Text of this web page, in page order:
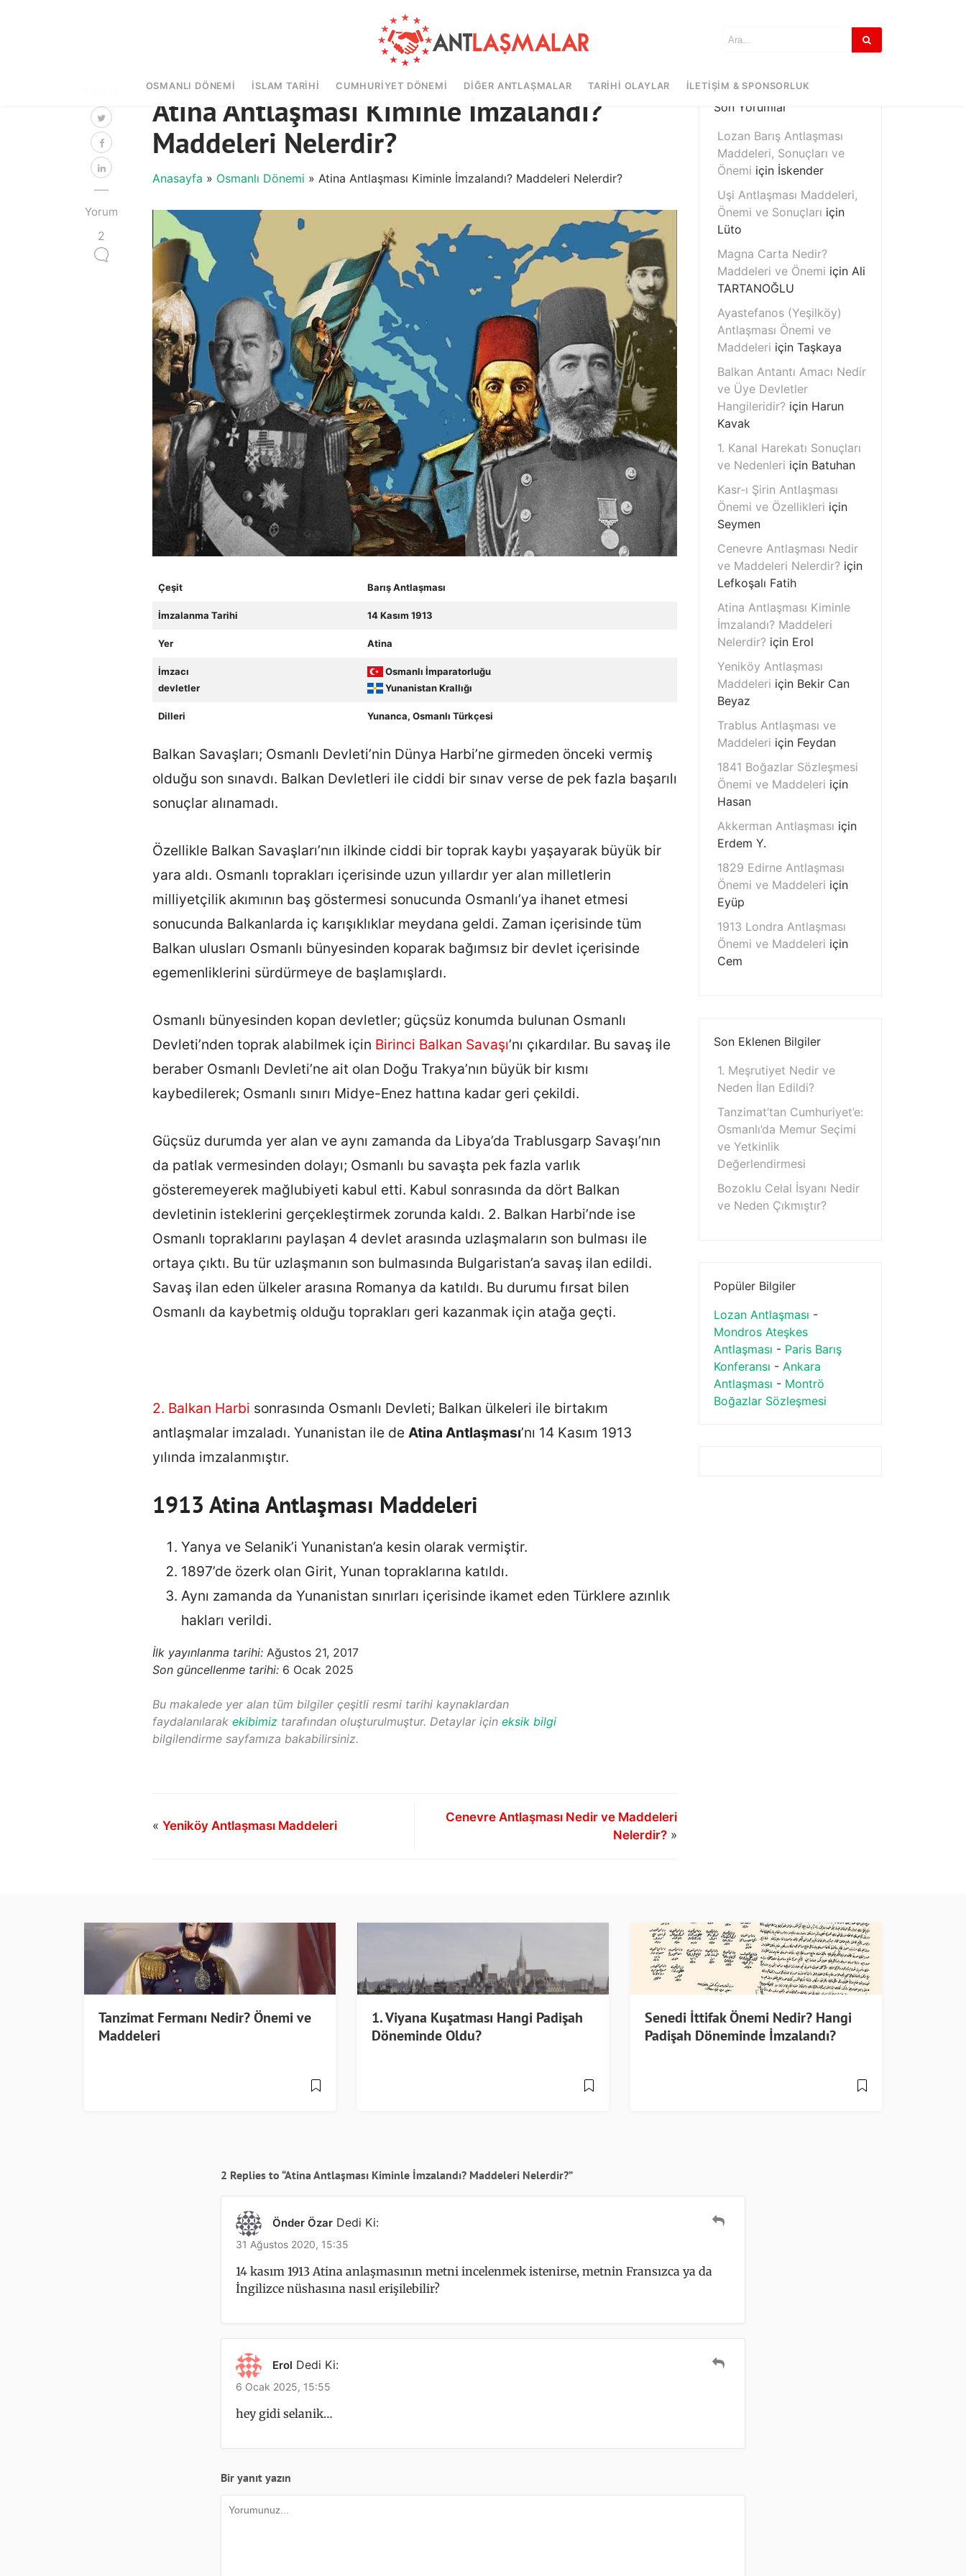
OSMANLI DÖNEMI İSLAM TARIHI CUMHURIYET DÖNEMI DIĞER ANTLAŞMALAR TARIHI OLAYLAR İLETIŞIM & SPONSORLUK
Yorum
2
Atina Antlaşması Kiminle İmzalandı?
Maddeleri Nelerdir?
Anasayfa » Osmanlı Dönemi » Atina Antlaşması Kiminle İmzalandı? Maddeleri Nelerdir?
Çeşit Barış Antlaşması
İmzalanma Tarihi 14 Kasım 1913
Yer Atina
İmzacı
devletler
Osmanlı İmparatorluğu
Yunanistan Krallığı
Dilleri Yunanca, Osmanlı Türkçesi
Balkan Savaşları; Osmanlı Devleti’nin Dünya Harbi’ne girmeden önceki vermiş
olduğu son sınavdı. Balkan Devletleri ile ciddi bir sınav verse de pek fazla başarılı
sonuçlar alınamadı.
Özellikle Balkan Savaşları’nın ilkinde ciddi bir toprak kaybı yaşayarak büyük bir
yara aldı. Osmanlı toprakları içerisinde uzun yıllardır yer alan milletlerin
milliyetçilik akımının baş göstermesi sonucunda Osmanlı’ya ihanet etmesi
sonucunda Balkanlarda iç karışıklıklar meydana geldi. Zaman içerisinde tüm
Balkan ulusları Osmanlı bünyesinden koparak bağımsız bir devlet içerisinde
egemenliklerini sürdürmeye de başlamışlardı.
Osmanlı bünyesinden kopan devletler; güçsüz konumda bulunan Osmanlı
Devleti’nden toprak alabilmek için Birinci Balkan Savaşı’nı çıkardılar. Bu savaş ile
beraber Osmanlı Devleti’ne ait olan Doğu Trakya’nın büyük bir kısmı
kaybedilerek; Osmanlı sınırı Midye-Enez hattına kadar geri çekildi.
Güçsüz durumda yer alan ve aynı zamanda da Libya’da Trablusgarp Savaşı’nın
da patlak vermesinden dolayı; Osmanlı bu savaşta pek fazla varlık
gösteremeyerek mağlubiyeti kabul etti. Kabul sonrasında da dört Balkan
devletinin isteklerini gerçekleştirmek zorunda kaldı. 2. Balkan Harbi’nde ise
Osmanlı topraklarını paylaşan 4 devlet arasında uzlaşmaların son bulması ile
ortaya çıktı. Bu tür uzlaşmanın son bulmasında Bulgaristan’a savaş ilan edildi.
Savaş ilan eden ülkeler arasına Romanya da katıldı. Bu durumu fırsat bilen
Osmanlı da kaybetmiş olduğu toprakları geri kazanmak için atağa geçti.
2. Balkan Harbi sonrasında Osmanlı Devleti; Balkan ülkeleri ile birtakım
antlaşmalar imzaladı. Yunanistan ile de Atina Antlaşması’nı 14 Kasım 1913
yılında imzalanmıştır.
1913 Atina Antlaşması Maddeleri
Yanya ve Selanik’i Yunanistan’a kesin olarak vermiştir.
1897’de özerk olan Girit, Yunan topraklarına katıldı.
Aynı zamanda da Yunanistan sınırları içerisinde ikamet eden Türklere azınlık
hakları verildi.
İlk yayınlanma tarihi: Ağustos 21, 2017
Son güncellenme tarihi: 6 Ocak 2025
Bu makalede yer alan tüm bilgiler çeşitli resmi tarihi kaynaklardan
faydalanılarak ekibimiz tarafından oluşturulmuştur. Detaylar için eksik bilgi
bilgilendirme sayfamıza bakabilirsiniz.
« Yeniköy Antlaşması Maddeleri
Cenevre Antlaşması Nedir ve Maddeleri
Nelerdir? »
Son Yorumlar
Lozan Barış Antlaşması
Maddeleri, Sonuçları ve
Önemi için İskender
Uşi Antlaşması Maddeleri,
Önemi ve Sonuçları için
Lüto
Magna Carta Nedir?
Maddeleri ve Önemi için Ali
TARTANOĞLU
Ayastefanos (Yeşilköy)
Antlaşması Önemi ve
Maddeleri için Taşkaya
Balkan Antantı Amacı Nedir
ve Üye Devletler
Hangileridir? için Harun
Kavak
1. Kanal Harekatı Sonuçları
ve Nedenleri için Batuhan
Kasr-ı Şirin Antlaşması
Önemi ve Özellikleri için
Seymen
Cenevre Antlaşması Nedir
ve Maddeleri Nelerdir? için
Lefkoşalı Fatih
Atina Antlaşması Kiminle
İmzalandı? Maddeleri
Nelerdir? için Erol
Yeniköy Antlaşması
Maddeleri için Bekir Can
Beyaz
Trablus Antlaşması ve
Maddeleri için Feydan
1841 Boğazlar Sözleşmesi
Önemi ve Maddeleri için
Hasan
Akkerman Antlaşması için
Erdem Y.
1829 Edirne Antlaşması
Önemi ve Maddeleri için
Eyüp
1913 Londra Antlaşması
Önemi ve Maddeleri için
Cem
Son Eklenen Bilgiler
1. Meşrutiyet Nedir ve
Neden İlan Edildi?
Tanzimat’tan Cumhuriyet’e:
Osmanlı’da Memur Seçimi
ve Yetkinlik
Değerlendirmesi
Bozoklu Celal İsyanı Nedir
ve Neden Çıkmıştır?
Popüler Bilgiler
Lozan Antlaşması -
Mondros Ateşkes
Antlaşması - Paris Barış
Konferansı - Ankara
Antlaşması - Montrö
Boğazlar Sözleşmesi
Tanzimat Fermanı Nedir? Önemi ve
Maddeleri
1. Viyana Kuşatması Hangi Padişah
Döneminde Oldu?
Senedi İttifak Önemi Nedir? Hangi
Padişah Döneminde İmzalandı?
2 Replies to “Atina Antlaşması Kiminle İmzalandı? Maddeleri Nelerdir?”
Önder Özar Dedi Ki:
31 Ağustos 2020, 15:35
14 kasım 1913 Atina anlaşmasının metni incelenmek istenirse, metnin Fransızca ya da
İngilizce nüshasına nasıl erişilebilir?
Erol Dedi Ki:
6 Ocak 2025, 15:55
hey gidi selanik…
Bir yanıt yazın